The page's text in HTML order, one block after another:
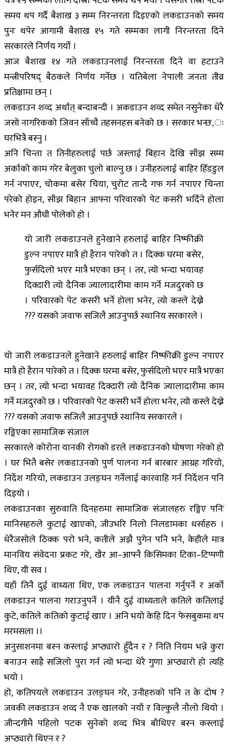
समय थप गर्दै बैशाख ३ सम्म निरन्तरता दिइएको लकडाउनको समय
पुनः थपेर आगामी बैशाख १५ गते सम्मका लागी निरन्तरता दिने
सरकारले निर्णय गर्यो ।
आज बैशाख १४ गते लकडाउनलाई निरन्तरता दिने वा हटाउने
मन्त्रीपरिषद् बैठकले निर्णय गर्नेछ । यतिबेला नेपाली जनता तीव्र
प्रतिक्षामा छन् ।
लकडाउन शव्द अर्थात् बन्दाबन्दी । अकडाउन शव्द समेत नसुनेका धेरै
जसो नागरिकको जिवन साँच्चै तहसनहस बनेको छ । सरकार भन्छ,ः
घरभित्रै बस्नु ।
अनि चिन्ता त तिनीहरुलाई पर्छ जस्लाई बिहान देखि साँझ सम्म
अर्काको काम गरेर बेलुका चुलो बाल्नु छ । उनीहरुलाई बाहिर हिँडडुल
गर्न नपाएर, चोकमा बसेर चिया, चुरोट तान्दै गफ गर्न नपाएर चिन्ता
परेको होइन, साँझ बिहान आफ्ना परिवारको पेट कसरी भर्दिने होला
भनेर मन औधी पोलेको हो ।
यो जारी लकडाउनले हुनेखाने हरुलाई बाहिर निष्फीक्री
डुल्न नपाएर मात्रै हो हैरान पारेको त । दिक्क घरमा बसेर,
फुर्सदिलो भएर मात्रै भएका छन् । तर, त्यो भन्दा भयावह
दिक्दारी त्यो दैनिक ज्यालादारीमा काम गर्ने मजदुरको छ
। परिवारको पेट कसरी भर्ने होला भनेर, त्यो कस्ले देख्ने
??? यसको जवाफ सजिलै आउनुपर्छ स्थानिय सरकारले ।
यो जारी लकडाउनले हुनेखाने हरुलाई बाहिर निष्फीक्री डुल्न नपाएर
मात्रै हो हैरान पारेको त । दिक्क घरमा बसेर, फुर्सदिलो भएर मात्रै भएका
छन् । तर, त्यो भन्दा भयावह दिक्दारी त्यो दैनिक ज्यालादारीमा काम
गर्ने मजदुरको छ । परिवारको पेट कसरी भर्ने होला भनेर, त्यो कस्ले देख्ने
??? यसको जवाफ सजिलै आउनुपर्छ स्थानिय सरकारले ।
रङ्गिएका सामाजिक संजाल
सरकारले कोरोना यानकी रोगको डरले लकडाउनको घोषणा गरेको हो
। घर भितै बसेर लकडाउनको पुर्ण पालना गर्न बारबार आग्रह गरियो,
निर्देश गरियो, लकडाउन उलङ्घन गर्नेलाई कारवाहि गर्न निर्देशन पनि
दिइयो ।
लकडाउनका सुरुवाति दिनहरुमा सामाजिक संजालहरु रङ्गिए पनिः
मानिसहरुले कुटाई खाएको, जीउभरि निलो निलडामका धर्साहरु ।
धेरैजसोले ठिक्क परो भने, कतीले अझै पुगेन पनि भने, केहीले मात्र
मानविय संवेदना प्रकट गरे, खैर आ–आफ्नै किसिमका टिका–टिप्पणी
थिए, यी सव ।
यहाँ तिनै दुई वाध्यता थिए, एक लकडाउन पालना गर्नुपर्ने र अर्काे
लकडाउन पालना गराउनुपर्ने । यीनै दुई वाध्यताले कतिले कतिलाई
कुटे, कतिले कतिको कुटाई खाए । अनि भयो केहि दिन फेसबुकमा थप
मरमसला ।।
अनुसाशनमा बस्न कस्लाई अप्ठ्यारो हुँदैन र ? निति नियम भन्ने कुरा
बनाउन साह्रै सजिलो पुरा गर्न त्यो भन्दा धेरै गुणा अप्ठ्यारो हो त्यहि
भयो ।
हो, कतिपयले लकडाउन उलङ्घन गरे, उनीहरुको पनि त के दोष ?
जवकी लकडाउन शव्द नै एक खालको नयाँ र विल्कुलै नौलो थियो ।
जीन्दगीमै पहिलो पटक सुनेको शव्द भित्र बाँधिएर बस्न कस्लाई
अप्ठ्यारो थिएन र ?